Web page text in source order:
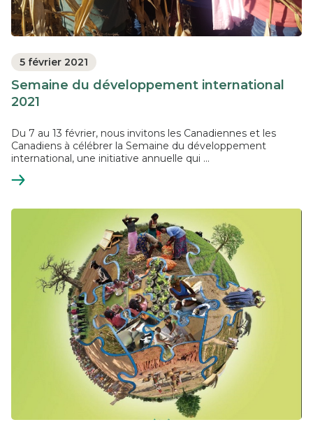
5 février 2021
Semaine du développement international
2021
Du 7 au 13 février, nous invitons les Canadiennes et les
Canadiens à célébrer la Semaine du développement
international, une initiative annuelle qui ...
En
plus